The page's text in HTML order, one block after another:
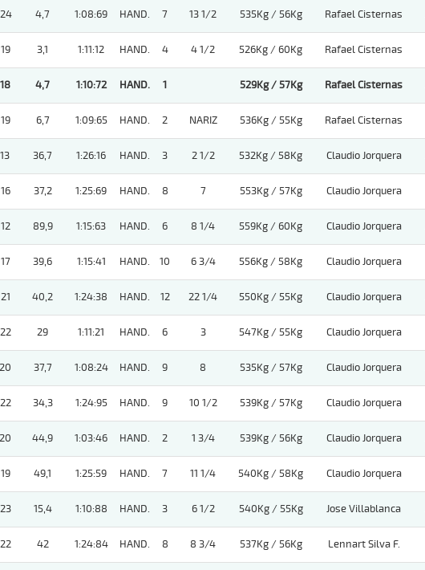
4,7 1:08:69 HAND. 7 13 1/2 535Kg / 56Kg Rafael Cisternas
3,1 1:11:12 HAND. 4 4 1/2 526Kg / 60Kg Rafael Cisternas
4,7 1:10:72 HAND. 1 529Kg / 57Kg Rafael Cisternas
6,7 1:09:65 HAND. 2 NARIZ 536Kg / 55Kg Rafael Cisternas
36,7 1:26:16 HAND. 3 2 1/2 532Kg / 58Kg Claudio Jorquera
37,2 1:25:69 HAND. 8 7 553Kg / 57Kg Claudio Jorquera
89,9 1:15:63 HAND. 6 8 1/4 559Kg / 60Kg Claudio Jorquera
39,6 1:15:41 HAND. 10 6 3/4 556Kg / 58Kg Claudio Jorquera
40,2 1:24:38 HAND. 12 22 1/4 550Kg / 55Kg Claudio Jorquera
29 1:11:21 HAND. 6 3 547Kg / 55Kg Claudio Jorquera
37,7 1:08:24 HAND. 9 8 535Kg / 57Kg Claudio Jorquera
34,3 1:24:95 HAND. 9 10 1/2 539Kg / 57Kg Claudio Jorquera
44,9 1:03:46 HAND. 2 1 3/4 539Kg / 56Kg Claudio Jorquera
49,1 1:25:59 HAND. 7 11 1/4 540Kg / 58Kg Claudio Jorquera
15,4 1:10:88 HAND. 3 6 1/2 540Kg / 55Kg Jose Villablanca
42 1:24:84 HAND. 8 8 3/4 537Kg / 56Kg Lennart Silva F.